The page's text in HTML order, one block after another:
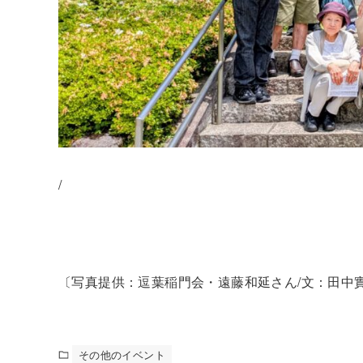
/
〔写真提供：逗葉稲門会・遠藤和延さん/文：田中
その他のイベント